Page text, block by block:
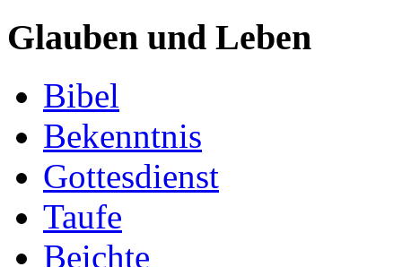
Glauben und Leben
Bibel
Bekenntnis
Gottesdienst
Taufe
Beichte